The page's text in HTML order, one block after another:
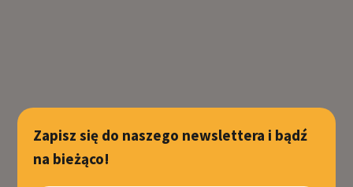
Zapisz się do naszego newslettera i bądź
na bieżąco!